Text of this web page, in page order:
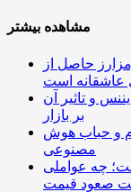
مشاهده بیشتر
دلار رمزارز حاصل از
عاشقانه است
و تاثیر آن
بر بازار
و حباب هوش
مصنوعی
چه عواملی